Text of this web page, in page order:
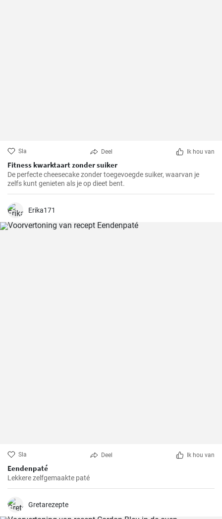
Sla Deel Ik hou van
Fitness kwarktaart zonder suiker
De perfecte cheesecake zonder toegevoegde suiker, waarvan je
zelfs kunt genieten als je op dieet bent.
Erika171
Sla Deel Ik hou van
Eendenpaté
Lekkere zelfgemaakte paté
Gretarezepte